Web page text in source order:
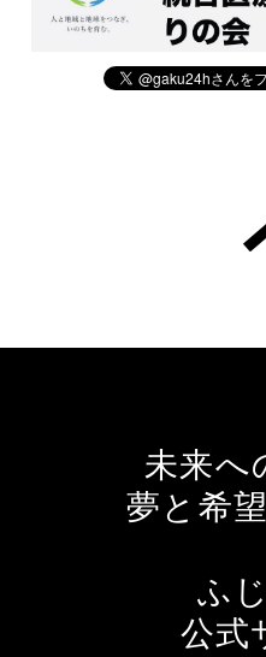
未来へ
夢と希
ふ
公式